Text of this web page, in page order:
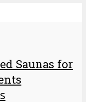
Saunas for